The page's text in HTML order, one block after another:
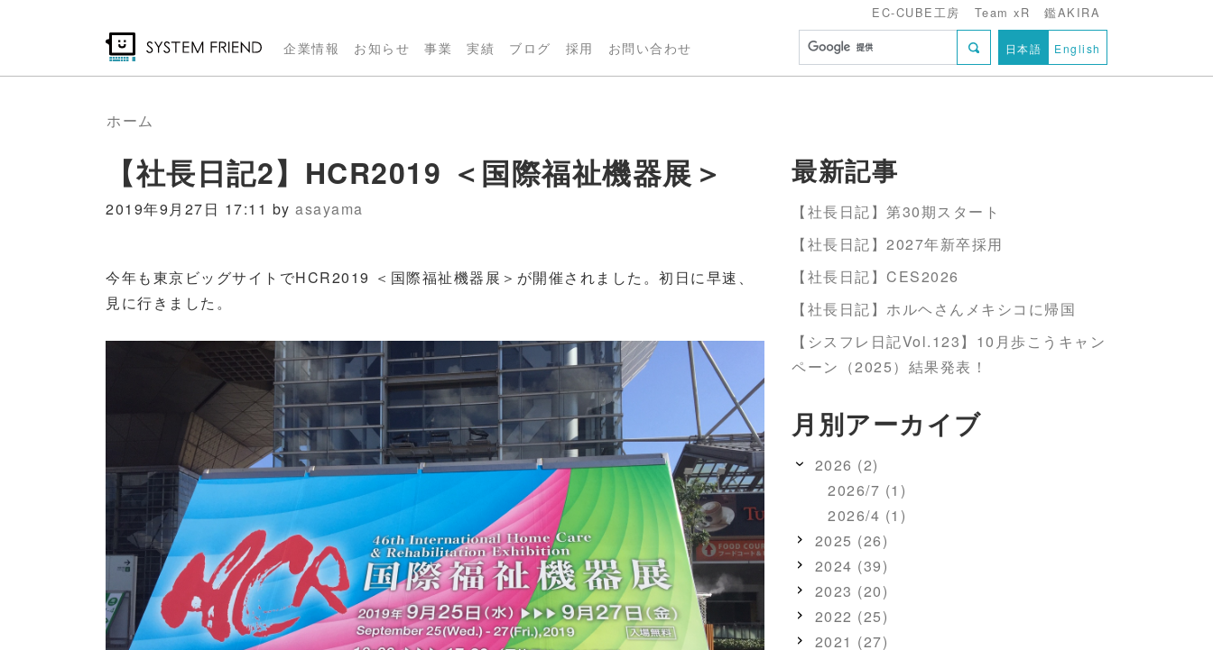
EC-CUBE工房 Team xR 鑑AKIRA
企業情報 お知らせ 事業 実績 ブログ 採用 お問い合わせ 日本語 English
ホーム
【社長日記2】HCR2019 ＜国際福祉機器展＞
2019年9月27日 17:11 by asayama
今年も東京ビッグサイトでHCR2019 ＜国際福祉機器展＞が開催されました。初日に早速、
見に行きました。
最新記事
【社長日記】第30期スタート
【社長日記】2027年新卒採用
【社長日記】CES2026
【社長日記】ホルヘさんメキシコに帰国
【シスフレ日記Vol.123】10月歩こうキャン
ペーン（2025）結果発表！
月別アーカイブ
2026 (2)
2026/7 (1)
2026/4 (1)
2025 (26)
2024 (39)
2023 (20)
2022 (25)
2021 (27)